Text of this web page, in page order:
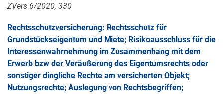
ZVers 6/2020, 330
Rechtsschutzversicherung: Rechtsschutz für
Grundstückseigentum und Miete; Risikoausschluss für die
Interessenwahrnehmung im Zusammenhang mit dem
Erwerb bzw der Veräußerung des Eigentumsrechts oder
sonstiger dingliche Rechte am versicherten Objekt;
Nutzungsrechte; Auslegung von Rechtsbegriffen;